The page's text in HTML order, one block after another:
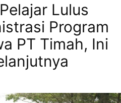
Lulus
Program
PT Timah, Ini